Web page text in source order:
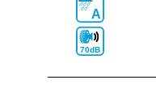
A
70dB